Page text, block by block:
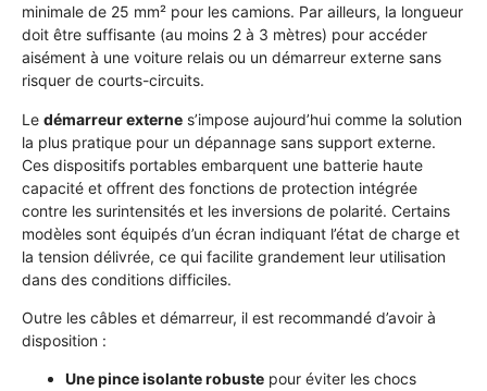
minimale de 25 mm² pour les camions. Par ailleurs, la longueur
doit être suffisante (au moins 2 à 3 mètres) pour accéder
aisément à une voiture relais ou un démarreur externe sans
risquer de courts-circuits.
Le démarreur externe s’impose aujourd’hui comme la solution
la plus pratique pour un dépannage sans support externe.
Ces dispositifs portables embarquent une batterie haute
capacité et offrent des fonctions de protection intégrée
contre les surintensités et les inversions de polarité. Certains
modèles sont équipés d’un écran indiquant l’état de charge et
la tension délivrée, ce qui facilite grandement leur utilisation
dans des conditions difficiles.
Outre les câbles et démarreur, il est recommandé d’avoir à
disposition :
Une pince isolante robuste pour éviter les chocs